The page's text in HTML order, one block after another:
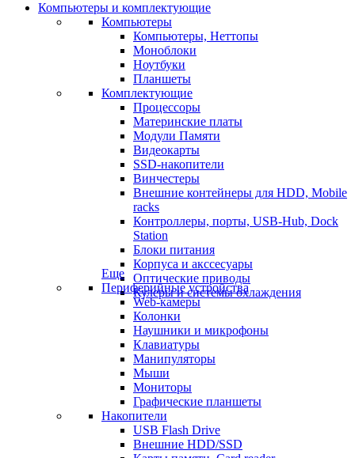
Компьютеры и комплектующие
Компьютеры
Компьютеры, Неттопы
Моноблоки
Ноутбуки
Планшеты
Комплектующие
Процессоры
Материнские платы
Модули Памяти
Видеокарты
SSD-накопители
Винчестеры
Внешние контейнеры для HDD, Mobile
racks
Контроллеры, порты, USB-Hub, Dock
Station
Блоки питания
Корпуса и акссесуары
Оптические приводы
Кулеры и системы охлаждения
Еще
Периферийные устройства
Web-камеры
Колонки
Наушники и микрофоны
Клавиатуры
Манипуляторы
Мыши
Мониторы
Графические планшеты
Накопители
USB Flash Drive
Внешние HDD/SSD